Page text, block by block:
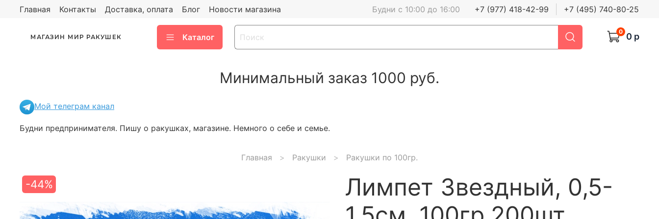
Главная Контакты Доставка, оплата Блог Новости магазина Будни с 10:00 до 16:00 +7 (977) 418-42-99 +7 (495) 740-80-25
МАГАЗИН МИР РАКУШЕК Каталог
0 0 р
Минимальный заказ 1000 руб.
Мой телеграм канал
Будни предпринимателя. Пишу о ракушках, магазине. Немного о себе и семье.
Главная Ракушки Ракушки по 100гр.
-44%
Лимпет Звездный, 0,5-